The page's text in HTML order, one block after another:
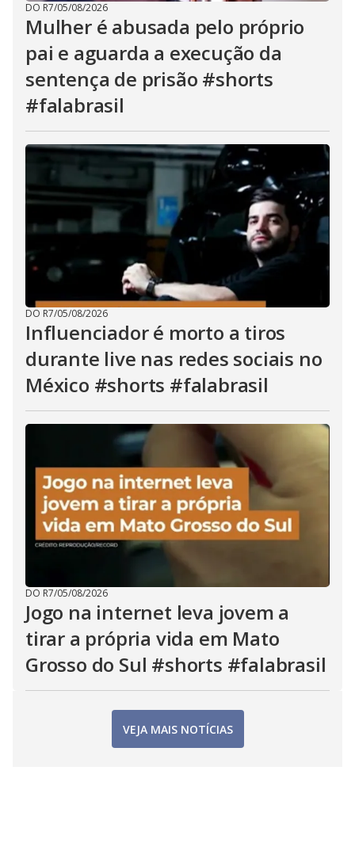
DO R7/05/08/2026
Mulher é abusada pelo próprio
pai e aguarda a execução da
sentença de prisão #shorts
#falabrasil
DO R7/05/08/2026
Influenciador é morto a tiros
durante live nas redes sociais no
México #shorts #falabrasil
DO R7/05/08/2026
Jogo na internet leva jovem a
tirar a própria vida em Mato
Grosso do Sul #shorts #falabrasil
VEJA MAIS NOTÍCIAS